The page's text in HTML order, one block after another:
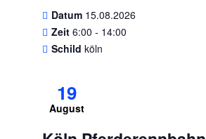
Datum 15.08.2026
Zeit 6:00 - 14:00
Schild köln
19
August